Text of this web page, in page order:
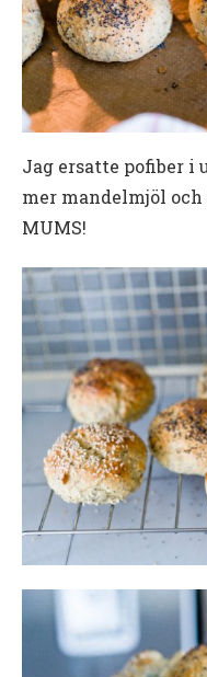
Jag ersatte pofiber i
mer mandelmjöl
MUMS!